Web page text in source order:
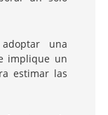
una
implique un
estimar las